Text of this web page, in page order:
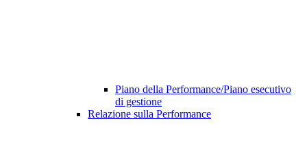
Piano della Performance/Piano esecutivo
di gestione
Relazione sulla Performance